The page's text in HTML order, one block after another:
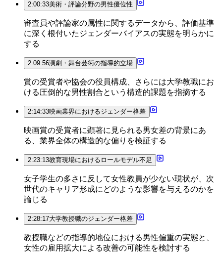
2:00:33美術・評論分野の男性優位性
審査員や評論家の属性に関するデータから、評価基準
に深く根付いたジェンダーバイアスの実態を明らかに
する
2:09:56演劇・舞台芸術の指導的立場
賞の受賞者や協会の役員構成、さらには大学教職にお
ける圧倒的な男性割合という構造的課題を指摘する
2:14:33映画業界におけるジェンダー格差
映画賞の受賞者に顕著に見られる男女差の背景にあ
る、業界全体の構造的な偏りを検証する
2:23:13教育現場におけるロールモデル不足
女子学生の多さに反して女性教員が少ない現状が、次
世代のキャリア形成にどのような影響を与えるのかを
論じる
2:28:17大学教授職のジェンダー格差
教授職などの指導的地位における男性偏重の実態と、
女性の雇用拡大による改善の可能性を検討する